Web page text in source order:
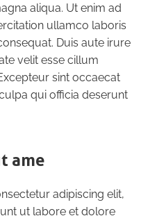
aliqua. Ut enim ad
ullamco laboris
Duis aute irure
velit esse cillum
sint occaecat
qui officia deserunt
ame
adipiscing elit,
ut labore et dolore